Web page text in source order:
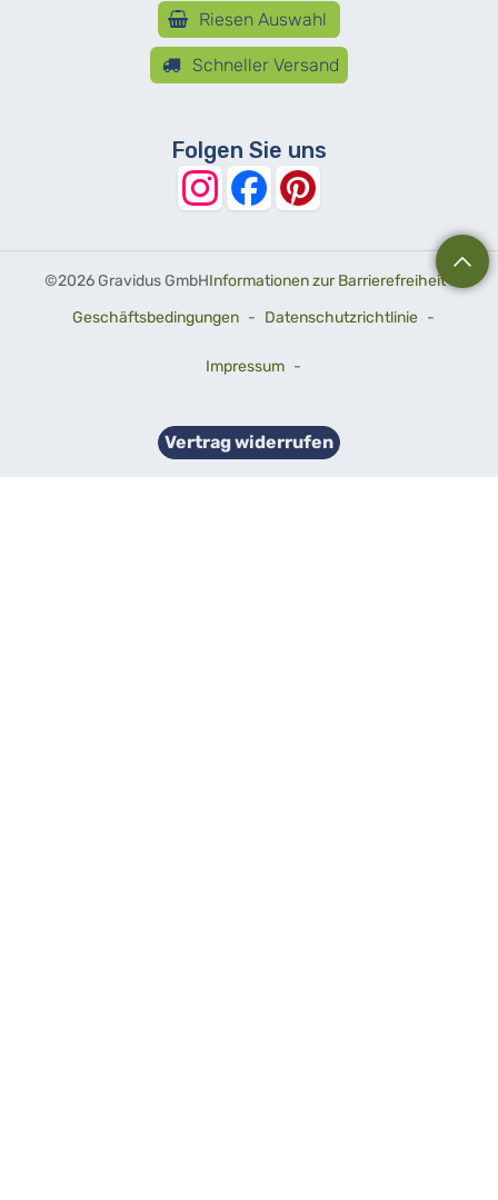
Riesen Auswahl
Schneller Versand
Folgen Sie uns
©2026 Gravidus GmbHInformationen zur Barrierefreiheit-
Geschäftsbedingungen - Datenschutzrichtlinie -
Impressum -
Vertrag widerrufen